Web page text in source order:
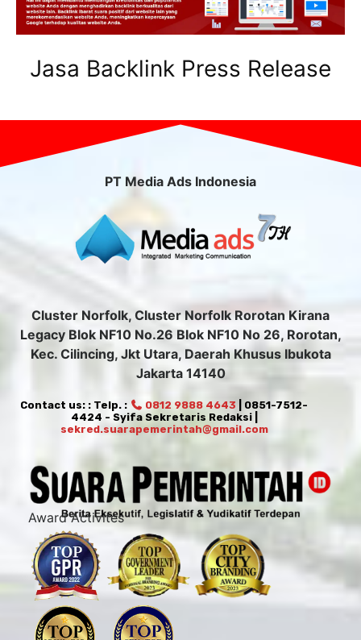
Jasa Backlink Press Release
PT Media Ads Indonesia
Cluster Norfolk, Cluster Norfolk Rorotan Kirana
Legacy Blok NF10 No.26 Blok NF10 No 26, Rorotan,
Kec. Cilincing, Jkt Utara, Daerah Khusus Ibukota
Jakarta 14140
Contact us: : Telp. : 0812 9888 4643 | 0851-7512-
4424 - Syifa Sekretaris Redaksi |
sekred.suarapemerintah@gmail.com
Award Activites